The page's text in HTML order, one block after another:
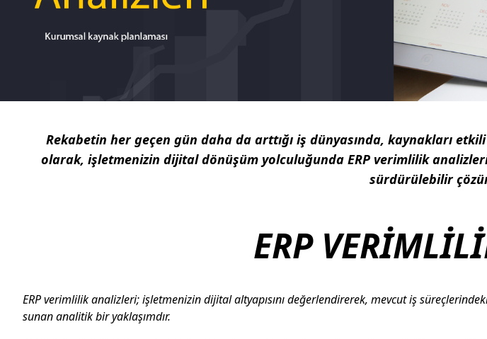
Rekabetin her geçen gün daha da arttığı iş dünyasında, kaynakları
olarak, işletmenizin dijital dönüşüm yolculuğunda ERP verimlilik
sürdürülebilir
ERP
ERP verimlilik analizleri; işletmenizin dijital altyapısını değerlendirerek, mevcut iş
sunan analitik bir yaklaşımdır.